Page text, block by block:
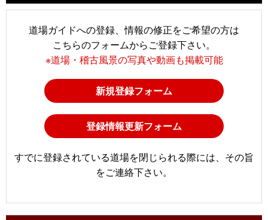
道場ガイドへの登録、情報の修正をご希望の方は
こちらのフォームからご登録下さい。
※道場・稽古風景の写真や動画も掲載可能
新規登録フォーム
登録情報更新フォーム
すでに登録されている道場を閉じられる際には、その旨
をご連絡下さい。